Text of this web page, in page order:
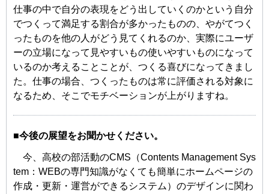
仕事の中で自分の表現をどう出していくのかという自分
でつくって満足する割合が多かったものの、やがてつく
ったものを他の人がどう見てくれるのか、実際にユーザ
ーの立場になって見やすいもの使いやすいものになって
いるのか考えることことが、つくる喜びになってきまし
た。仕事の場合、つくったものは常に評価される対象に
なるため、そこでモチベーションが上がりますね。
■今後の展望をお聞かせください。
今、高校の部活動のCMS（Contents Management Sys
tem：WEBの専門知識がなくても簡単にホームページの
作成・更新・運営ができるシステム）のデザインに関わ